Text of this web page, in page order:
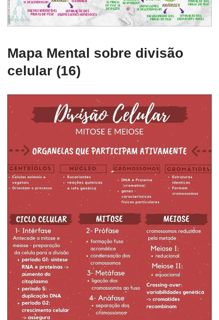
Mapa Mental sobre divisão
celular (16)